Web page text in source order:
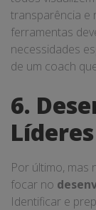
transparência e
ferramentas
necessidades
de um coach
6.
Por último, mas
focar no
Identificar e